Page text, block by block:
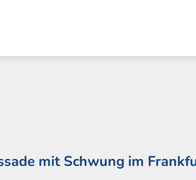
mit Schwung im